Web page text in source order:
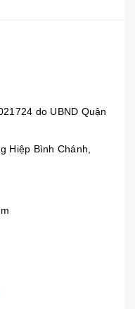
do UBND Quận
Hiệp Bình Chánh,